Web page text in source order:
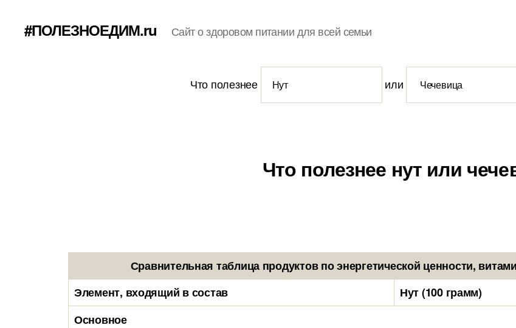
#ПОЛЕЗНОЕДИМ.ru Сайт о здоровом питании для всей семьи
Что полезнее или
Что полезнее нут или
Сравнительная таблица продуктов по энергетической ценности,
Элемент, входящий в состав
Нут (100 грамм)
Основное